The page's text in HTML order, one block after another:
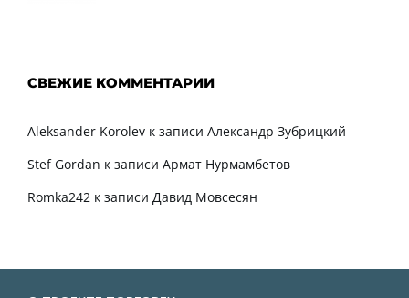
СВЕЖИЕ КОММЕНТАРИИ
Aleksander Korolev к записи Александр Зубрицкий
Stef Gordan к записи Армат Нурмамбетов
Romka242 к записи Давид Мовсесян